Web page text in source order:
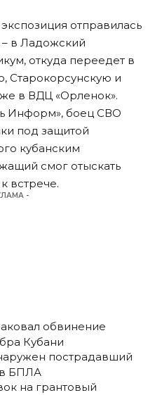
отправилась
– в Ладожский
откуда переедет в
Старокорсунскую и
в ВДЦ «Орленок».
Информ», боец СВО
под защитой
кубанским
смог отыскать
встрече.
-
обвинение
Кубани
пострадавший
БПЛА
на грантовый